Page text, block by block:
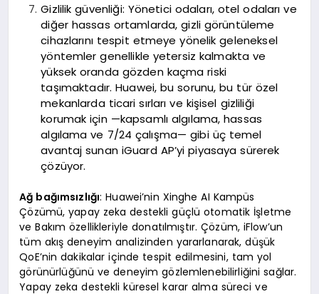
Gizlilik güvenliği: Yönetici odaları, otel odaları ve
diğer hassas ortamlarda, gizli görüntüleme
cihazlarını tespit etmeye yönelik geleneksel
yöntemler genellikle yetersiz kalmakta ve
yüksek oranda gözden kaçma riski
taşımaktadır. Huawei, bu sorunu, bu tür özel
mekanlarda ticari sırları ve kişisel gizliliği
korumak için —kapsamlı algılama, hassas
algılama ve 7/24 çalışma— gibi üç temel
avantaj sunan iGuard AP’yi piyasaya sürerek
çözüyor.
Ağ bağımsızlığı: Huawei’nin Xinghe AI Kampüs
Çözümü, yapay zeka destekli güçlü otomatik İşletme
ve Bakım özellikleriyle donatılmıştır. Çözüm, iFlow’un
tüm akış deneyim analizinden yararlanarak, düşük
QoE’nin dakikalar içinde tespit edilmesini, tam yol
görünürlüğünü ve deneyim gözlemlenebilirliğini sağlar.
Yapay zeka destekli küresel karar alma süreci ve